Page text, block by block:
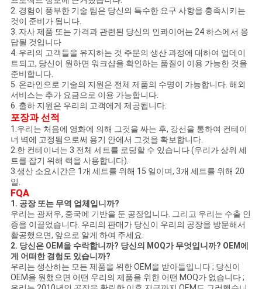
2. 경험이 풍부한 기술 팀은 당신의 특수한 요구 사항을 충족시키는
것이 준비가 됩니다.
3. 자사 제품 또는 가격과 관련된 당신의 인콰이어는 24 하스에서 응
답될 것입니다
4. 우리의 고객들을 유지하는 것 주문의 생산 과정에 대하여 업데이
트되고, 당신이 원하면 워크샵을 확인하는 품질이 이용 가능한 것을
준비합니다.
5. 온라인으로 기술의 지원은 전체 제품의 수명이 가능합니다. 해외
서비스는 추가 요금으로 이용 가능합니다.
6. 출하 지원은 우리의 고객에게 제공됩니다.
포장과 선적
1.우리는 처음에 영화에 의해 그것을 싸는 후, 강선을 통하여 컨테이
너 벽에 고정됨으로써 용기 안에서 그것을 확보합니다.
2.한 컨테이너는 3 전체 세트를 로딩할 수 있습니다 (우리가 상위 세
트를 잡기 위해 랙을 사용합니다).
3.생산 소요시간은 1개 세트를 위해 15 일이며, 3개 세트를 위해 20
일.
FQA
1. 공장 또는 무역 업체입니까?
우리는 광저우, 중국에 기반을 둔 공장입니다. 그리고 우리는 수출 인
증을 이끌었습니다. 우리의 판매가 당신이 우리의 공장을 방문해서
활공했으면, 앞으로 알게 하여 주세요.
2. 당신은 OEM을 수락합니까? 당신의 MOQ가 무엇입니까? OEM에
게 어떠한 경험도 있습니까?
우리는 생산하는 모든 제품을 위한 OEM을 받아들입니다 ; 당신이
OEM을 원했으면 어떤 우리의 제품을 위한 어떤 MOQ가 없습니다 ;